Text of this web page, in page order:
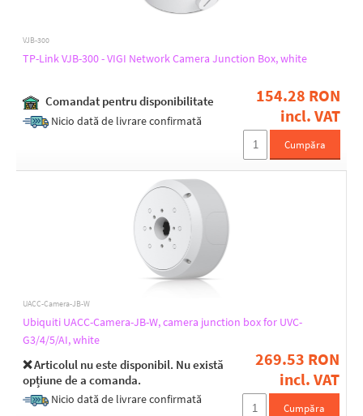
VJB-300
TP-Link VJB-300 - VIGI Network Camera Junction Box, white
Comandat pentru disponibilitate
Nicio dată de livrare confirmată
154.28 RON
incl. VAT
Cumpăra
UACC-Camera-JB-W
Ubiquiti UACC-Camera-JB-W, camera junction box for UVC-
G3/4/5/AI, white
❌ Articolul nu este disponibil. Nu există
opțiune de a comanda.
Nicio dată de livrare confirmată
269.53 RON
incl. VAT
Cumpăra